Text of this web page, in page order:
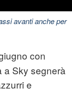
avanti anche per
con
a Sky segnerà
e